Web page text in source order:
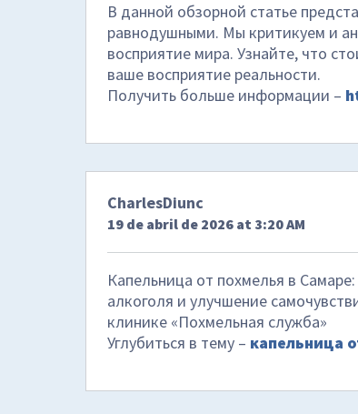
В данной обзорной статье
равнодушными. Мы критикуем и
восприятие мира. Узнайте, что
ваше восприятие реальности.
Получить больше информации –
CharlesDiunc
19 de abril de 2026 at 3:20 AM
Капельница от похмелья в
алкоголя и улучшение
клинике «Похмельная служба»
Углубиться в тему – капельница